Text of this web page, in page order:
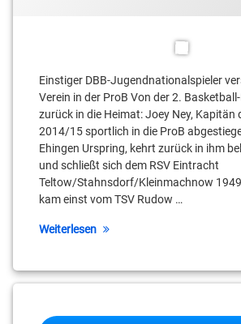
Einstiger DBB-Jugendnationalspieler
Verein in der ProB Von der 2.
zurück in die Heimat: Joey Ney, Kapitän
2014/15 sportlich in die ProB
Ehingen Urspring, kehrt zurück in ihm
und schließt sich dem RSV Eintracht
Teltow/Stahnsdorf/Kleinmachnow 1949
kam einst vom TSV Rudow …
Weiterlesen